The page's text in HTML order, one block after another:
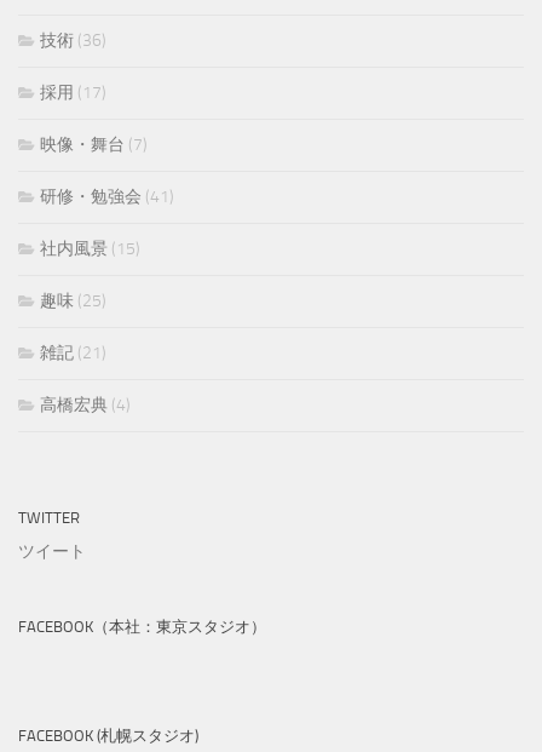
技術 (36)
採用 (17)
映像・舞台 (7)
研修・勉強会 (41)
社内風景 (15)
趣味 (25)
雑記 (21)
高橋宏典 (4)
TWITTER
ツイート
FACEBOOK（本社：東京スタジオ）
FACEBOOK (札幌スタジオ)